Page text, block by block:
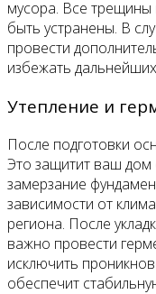
мусора. Все
быть устранены. В
провести
избежать
Утепление и
После подготовки
Это защитит ваш дом
замерзание
зависимости от
региона. После
важно провести
исключить
обеспечит